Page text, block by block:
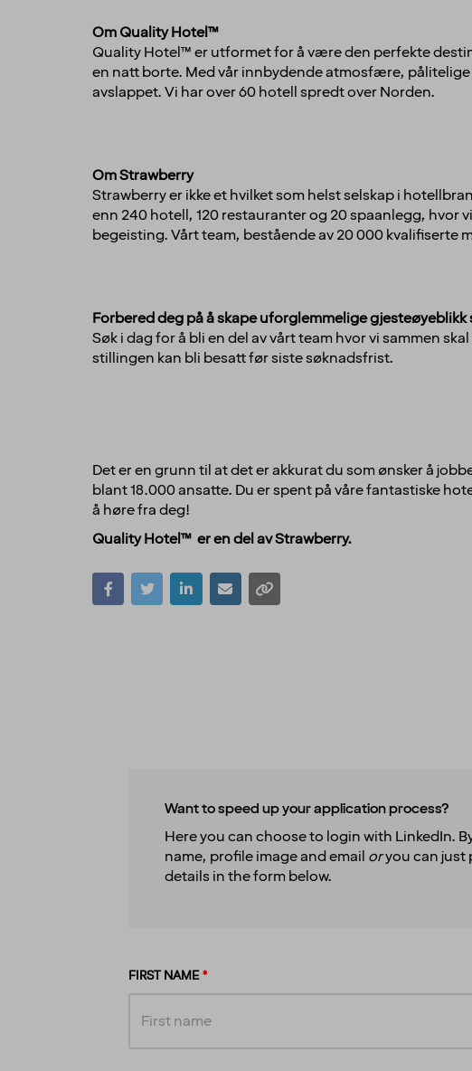
Om Quality Hotel™
Quality Hotel™ er utformet for å være den perfekte
en natt borte. Med vår innbydende atmosfære,
avslappet. Vi har over 60 hotell spredt over Norden.
Om Strawberry
Strawberry er ikke et hvilket som helst selskap i
enn 240 hotell, 120 restauranter og 20 spaanlegg, hvor
begeisting. Vårt team, bestående av 20 000 kvalifiserte
Forbered deg på å skape uforglemmelige gjesteøyeblikk
Søk i dag for å bli en del av vårt team hvor vi sammen
stillingen kan bli besatt før siste søknadsfrist.
Det er en grunn til at det er akkurat du som ønsker å
blant 18.000 ansatte. Du er spent på våre fantastiske
å høre fra deg!
Quality Hotel™ er en del av Strawberry.
Want to speed up your application process?
Here you can choose to login with LinkedIn.
name, profile image and email oryou can just
details in the form below.
FIRST NAME